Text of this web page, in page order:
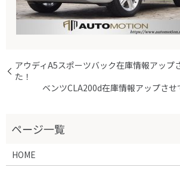
アウディA5スポーツバック在庫情報アップ
た！
ベンツCLA200d在庫情報アップさせ
HOME